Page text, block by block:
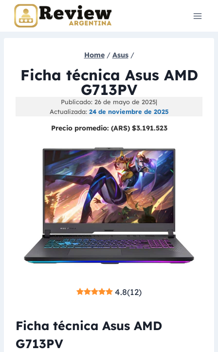
Skip
Home / Asus /
Ficha técnica Asus AMD
G713PV
Publicado: 26 de mayo de 2025|
Actualizada: 24 de noviembre de 2025
Precio promedio: (ARS) $3.191.523
4.8(12)
Ficha técnica Asus AMD
G713PV